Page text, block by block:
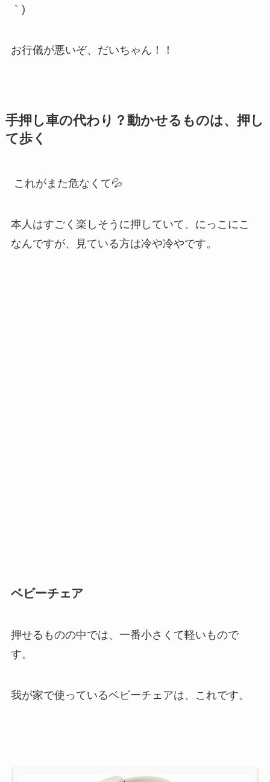
｀)
お行儀が悪いぞ、だいちゃん！！
手押し車の代わり？動かせるものは、押し
て歩く
これがまた危なくて💦
本人はすごく楽しそうに押していて、にっこにこ
なんですが、見ている方は冷や冷やです。
ベビーチェア
押せるものの中では、一番小さくて軽いもので
す。
我が家で使っているベビーチェアは、これです。